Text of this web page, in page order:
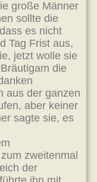
große Männer
sollte die
es nicht
Tag Frist aus,
jetzt wolle sie
die
aus der ganzen
aber keiner
sagte sie, es
zweitenmal
der